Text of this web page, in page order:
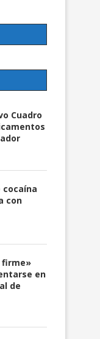
Cuadro
cocaína
con
firme»
en
de